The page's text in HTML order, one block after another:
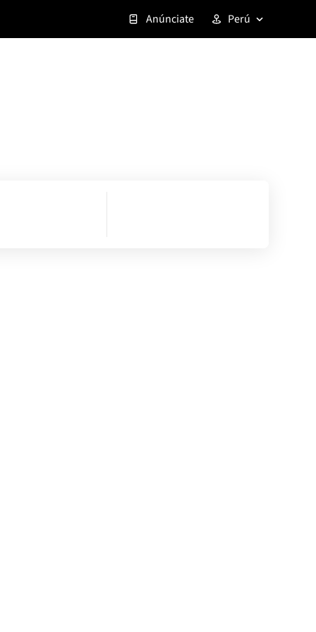
Anúnciate Perú